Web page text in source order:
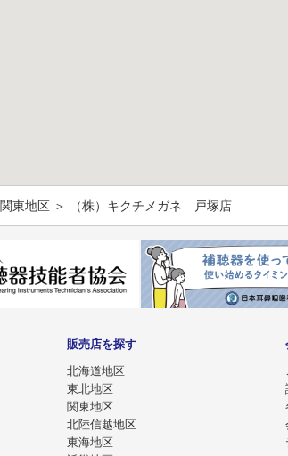
関東地区 ＞ （株）キクチメガネ 戸塚店
販売店を探す
北海道地区
東北地区
関東地区
北陸信越地区
東海地区